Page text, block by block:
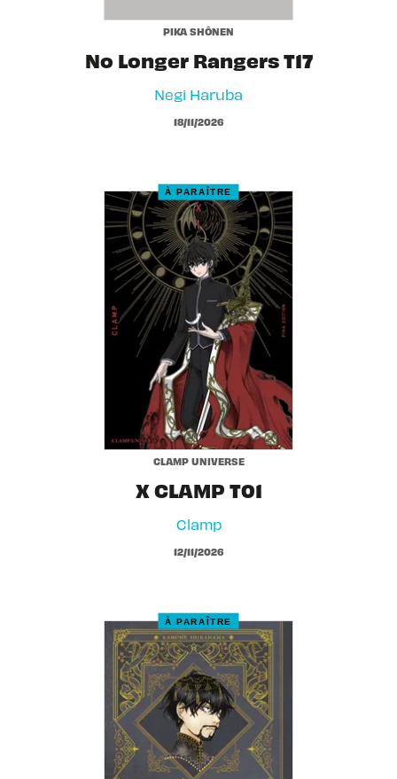
PIKA SHÔNEN
No Longer Rangers T17
Negi Haruba
18/11/2026
À PARAÎTRE
CLAMP UNIVERSE
X CLAMP T01
Clamp
12/11/2026
À PARAÎTRE